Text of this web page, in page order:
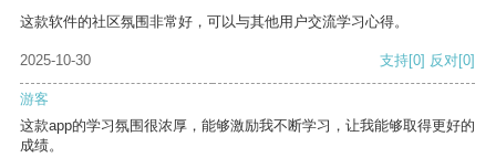
这款软件的社区氛围非常好，可以与其他用户交流学习心得。
2025-10-30 支持[0] 反对[0]
游客
这款app的学习氛围很浓厚，能够激励我不断学习，让我能够取得更好的
成绩。